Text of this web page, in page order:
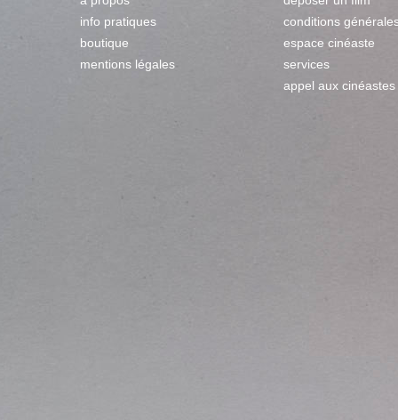
info pratiques
boutique
mentions légales
conditions
espace cinéaste
services
appel aux cinéastes